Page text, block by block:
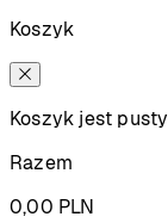
Koszyk
Koszyk jest pusty
Razem
0,00 PLN